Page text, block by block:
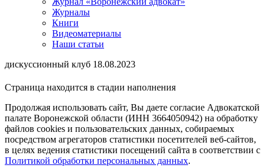
Журналы
Книги
Видеоматериалы
Наши статьи
дискуссионный клуб 18.08.2023
Страница находится в стадии наполнения
Продолжая использовать сайт, Вы даете согласие Адвокатской
палате Воронежской области (ИНН 3664050942) на обработку
файлов cookies и пользовательских данных, собираемых
посредством агрегаторов статистики посетителей веб-сайтов,
в целях ведения статистики посещений сайта в соответствии с
Политикой обработки персональных данных.